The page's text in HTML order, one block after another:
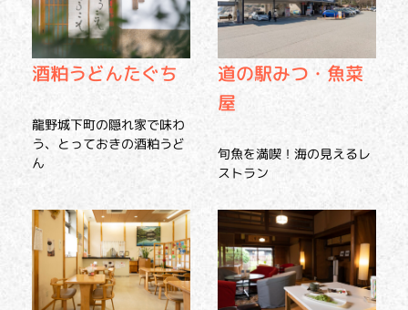
酒粕うどんたぐち
龍野城下町の隠れ家で味わ
う、とっておきの酒粕うど
ん
道の駅みつ・魚菜
屋
旬魚を満喫！海の見えるレ
ストラン